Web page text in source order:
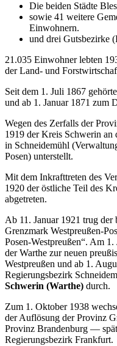
Die beiden Städte
sowie 41 weitere
Einwohnern.
und drei Gutsbezirke
21.035 Einwohner lebten
der Land- und
Seit dem 1. Juli 1867
und ab 1. Januar 1871 zum
Wegen des Zerfalls der
1919 der Kreis Schwerin an
in Schneidemühl
Posen) unterstellt.
Mit dem Inkrafttreten des
1920 der östliche Teil des
abgetreten.
Ab 11. Januar 1921 trug
Grenzmark Westpreußen-
Posen-Westpreußen . Am 1.
der Warthe zur neuen
Westpreußen und ab 1.
Regierungsbezirk
Schwerin (Warthe) durch.
Zum 1. Oktober 1938
der Auflösung der Provinz
Provinz Brandenburg —
Regierungsbezirk Frankfurt.